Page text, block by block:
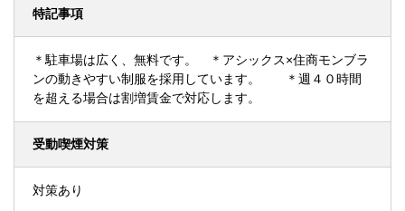
特記事項
＊駐車場は広く、無料です。 ＊アシックス×住商モンブラ
ンの動きやすい制服を採用しています。 ＊週４０時間
を超える場合は割増賃金で対応します。
受動喫煙対策
対策あり